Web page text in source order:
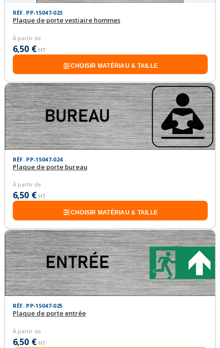
RÉF. PP-15047-023
Plaque de porte vestiaire hommes
À partir de
6,50 € HT
CHOISIR MATÉRIAU & TAILLE
RÉF. PP-15047-024
Plaque de porte bureau
À partir de
6,50 € HT
CHOISIR MATÉRIAU & TAILLE
RÉF. PP-15047-025
Plaque de porte entrée
À partir de
6,50 € HT